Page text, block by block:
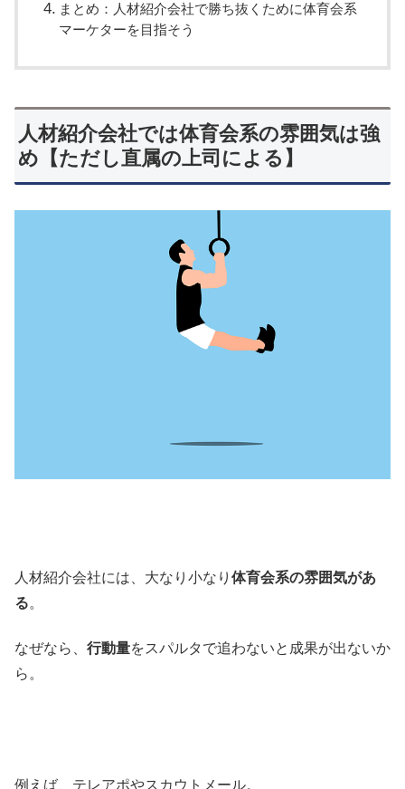
まとめ：人材紹介会社で勝ち抜くために体育会系
マーケターを目指そう
人材紹介会社では体育会系の雰囲気は強
め【ただし直属の上司による】
人材紹介会社には、大なり小なり 体育会系の雰囲気があ
る。
なぜなら、 行動量をスパルタで追わないと成果が出ないか
ら。
例えば、テレアポやスカウトメール。